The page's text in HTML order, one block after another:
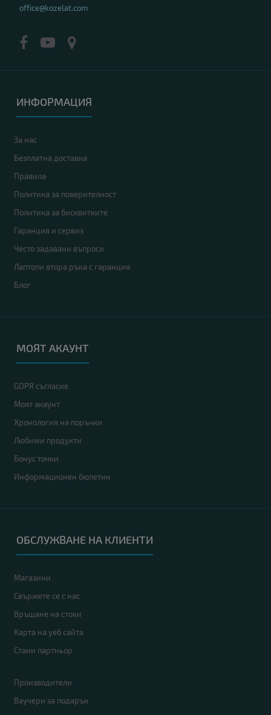
office@kozelat.com
ИНФОРМАЦИЯ
За нас
Безплатна доставка
Правила
Политика за поверителност
Политика за бисквитките
Гаранция и сервиз
Често задавани въпроси
Лаптопи втора ръка с гаранция
Блог
МОЯТ АКАУНТ
GDPR съгласие
Моят акаунт
Хронология на поръчки
Любими продукти
Бонус точки
Информационен бюлетин
ОБСЛУЖВАНЕ НА КЛИЕНТИ
Магазини
Свържете се с нас
Връщане на стоки
Карта на уеб сайта
Стани партньор
Производители
Ваучери за подарък